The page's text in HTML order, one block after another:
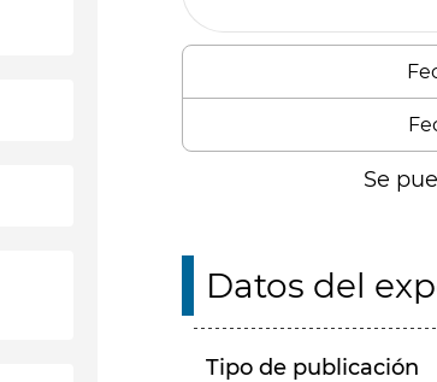
Se
Datos del
Tipo de publicación